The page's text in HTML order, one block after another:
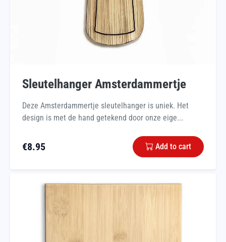
Sleutelhanger Amsterdammertje
Deze Amsterdammertje sleutelhanger is uniek. Het
design is met de hand getekend door onze eige...
€8.95 Add to cart